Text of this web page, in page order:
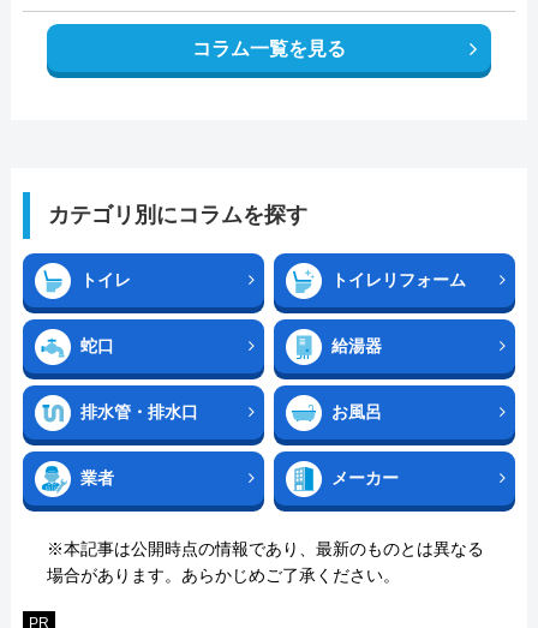
コラム一覧を見る
カテゴリ別にコラムを探す
トイレ トイレリフォーム
蛇口 給湯器
排水管・排水口 お風呂
業者 メーカー
※本記事は公開時点の情報であり、最新のものとは異なる
場合があります。あらかじめご了承ください。
PR